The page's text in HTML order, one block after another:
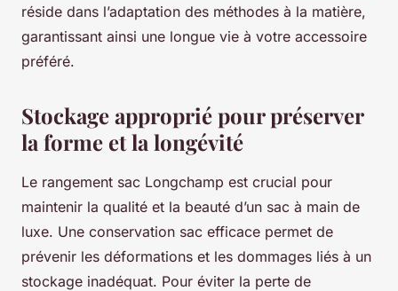
réside dans l’adaptation des méthodes à la matière,
garantissant ainsi une longue vie à votre accessoire
préféré.
Stockage approprié pour préserver
la forme et la longévité
Le rangement sac Longchamp est crucial pour
maintenir la qualité et la beauté d’un sac à main de
luxe. Une conservation sac efficace permet de
prévenir les déformations et les dommages liés à un
stockage inadéquat. Pour éviter la perte de